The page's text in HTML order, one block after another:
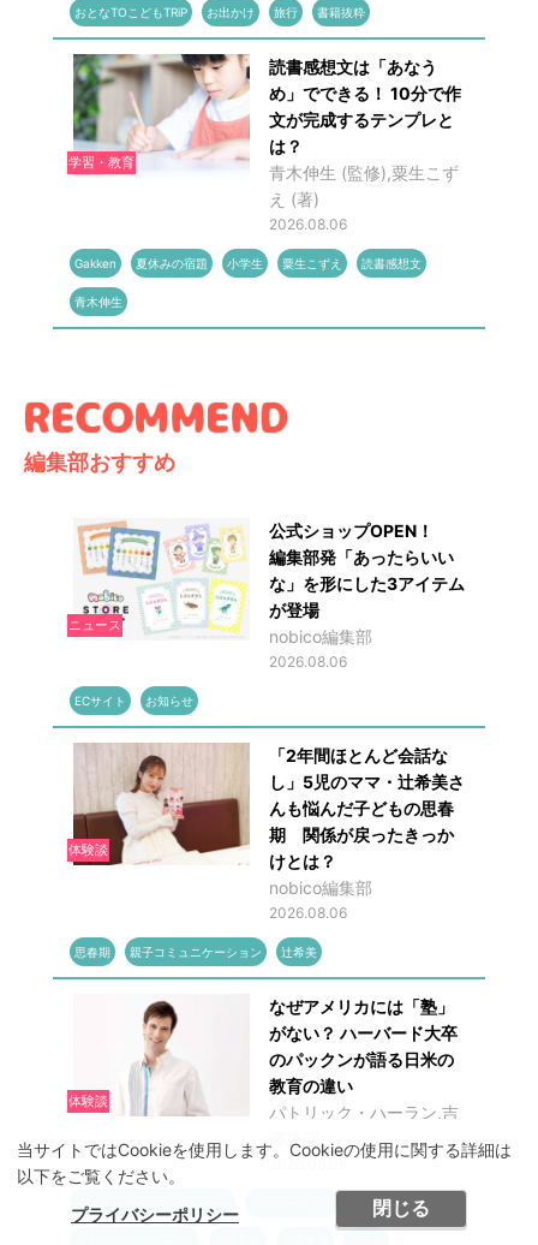
当サイトではCookieを使用します。Cookieの使用に関する詳細は
以下をご覧ください。
プライバシーポリシー
閉じる
おとなTOこどもTRiP お出かけ 旅行 書籍抜粋
学習・教育
読書感想文は「あなう
め」でできる！ 10分で作
文が完成するテンプレと
は？
青木伸生 (監修),粟生こず
え (著)
2026.08.06
Gakken 夏休みの宿題 小学生 粟生こずえ 読書感想文
青木伸生
編集部おすすめ
ニュース
公式ショップOPEN！
編集部発「あったらいい
な」を形にした3アイテム
が登場
nobico編集部
2026.08.06
ECサイト お知らせ
体験談
「2年間ほとんど会話な
し」5児のママ・辻希美さ
んも悩んだ子どもの思春
期 関係が戻ったきっか
けとは？
nobico編集部
2026.08.06
思春期 親子コミュニケーション 辻希美
体験談
なぜアメリカには「塾」
がない？ ハーバード大卒
のパックンが語る日米の
教育の違い
パトリック・ハーラン,吉
澤恵理
2026.08.06
インターナショナルスクール